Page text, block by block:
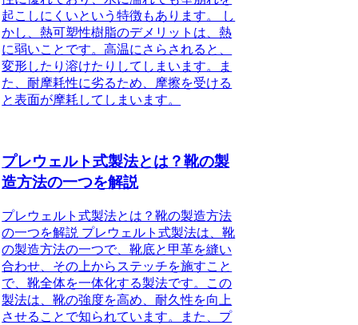
起こしにくいという特徴もあります。 し
かし、熱可塑性樹脂のデメリットは、熱
に弱いことです。高温にさらされると、
変形したり溶けたりしてしまいます。ま
た、耐摩耗性に劣るため、摩擦を受ける
と表面が摩耗してしまいます。
プレウェルト式製法とは？靴の製
造方法の一つを解説
プレウェルト式製法とは？靴の製造方法
の一つを解説 プレウェルト式製法は、靴
の製造方法の一つで、靴底と甲革を縫い
合わせ、その上からステッチを施すこと
で、靴全体を一体化する製法です。この
製法は、靴の強度を高め、耐久性を向上
させることで知られています。また、プ